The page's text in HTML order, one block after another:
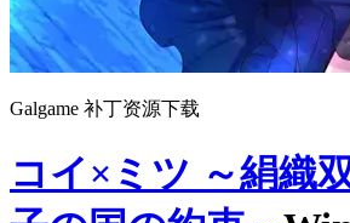
Galgame 补丁资源下载
コイ×ミツ ～絹織